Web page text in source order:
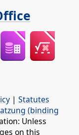
| Statutes
(binding
Unless
on this